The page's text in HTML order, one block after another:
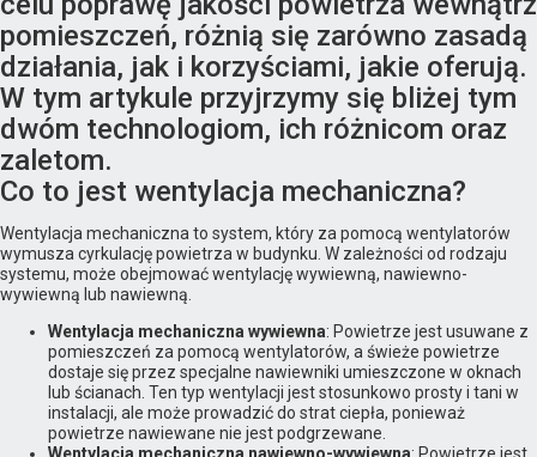
pomieszczeń, różnią się zarówno zasadą
działania, jak i korzyściami, jakie oferują.
W tym artykule przyjrzymy się bliżej tym
dwóm technologiom, ich różnicom oraz
zaletom.
Co to jest wentylacja mechaniczna?
Wentylacja mechaniczna to system, który za pomocą wentylatorów
wymusza cyrkulację powietrza w budynku. W zależności od rodzaju
systemu, może obejmować wentylację wywiewną, nawiewno-
wywiewną lub nawiewną.
Wentylacja mechaniczna wywiewna: Powietrze jest usuwane z
pomieszczeń za pomocą wentylatorów, a świeże powietrze
dostaje się przez specjalne nawiewniki umieszczone w oknach
lub ścianach. Ten typ wentylacji jest stosunkowo prosty i tani w
instalacji, ale może prowadzić do strat ciepła, ponieważ
powietrze nawiewane nie jest podgrzewane.